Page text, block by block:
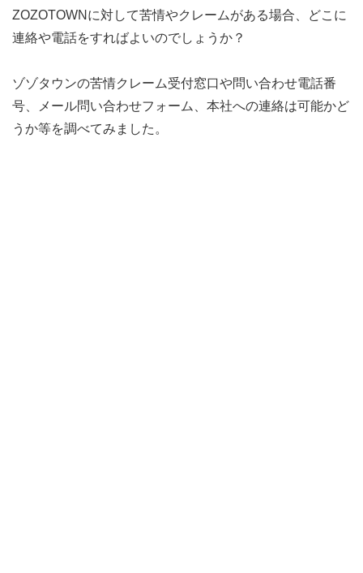
ZOZOTOWNに対して苦情やクレームがある場合、どこに
連絡や電話をすればよいのでしょうか？
ゾゾタウンの苦情クレーム受付窓口や問い合わせ電話番
号、メール問い合わせフォーム、本社への連絡は可能かど
うか等を調べてみました。